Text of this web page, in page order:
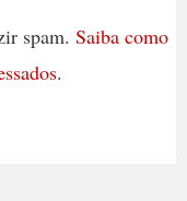
spam. Saiba como
.